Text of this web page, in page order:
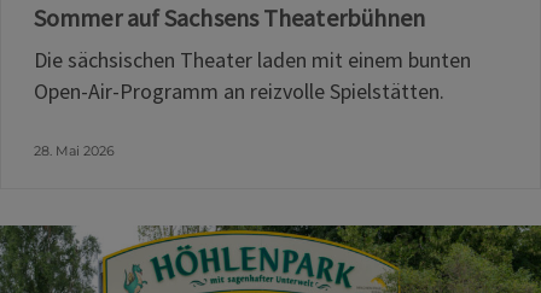
Sommer auf Sachsens Theaterbühnen
Die sächsischen Theater laden mit einem bunten
Open-Air-Programm an reizvolle Spielstätten.
28. Mai 2026